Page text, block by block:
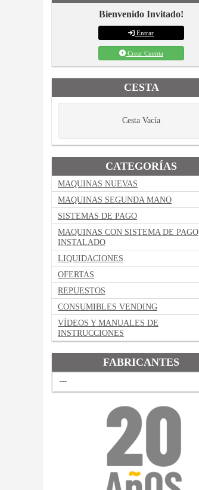
Bienvenido Invitado!
Entrar
Crear Cuenta
CESTA
Cesta Vacía
CATEGORÍAS
MAQUINAS NUEVAS
MAQUINAS SEGUNDA MANO
SISTEMAS DE PAGO
MAQUINAS CON SISTEMA DE PAGO
INSTALADO
LIQUIDACIONES
OFERTAS
REPUESTOS
CONSUMIBLES VENDING
VÍDEOS Y MANUALES DE
INSTRUCCIONES
FABRICANTES
---